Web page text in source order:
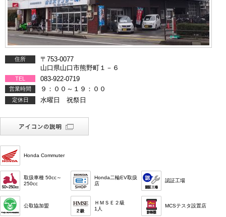
住所
〒753-0077
山口県山口市熊野町１－６
TEL 083-922-0719
営業時間 ９：００～１９：００
定休日 水曜日 祝祭日
Honda Commuter
取扱車種 50cc～
250cc
Honda二輪EV取扱
店
認証工場
公取協加盟
ＨＭＳＥ２級
1人
MCSテスタ設置店